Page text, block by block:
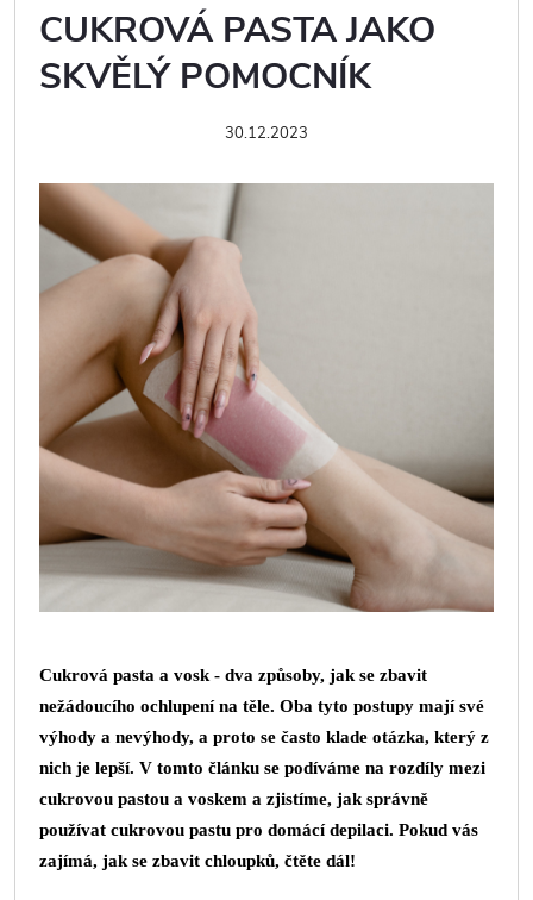
CUKROVÁ PASTA JAKO
SKVĚLÝ POMOCNÍK
30.12.2023
Cukrová pasta a vosk - dva způsoby, jak se zbavit
nežádoucího ochlupení na těle. Oba tyto postupy mají své
výhody a nevýhody, a proto se často klade otázka, který z
nich je lepší. V tomto článku se podíváme na rozdíly mezi
cukrovou pastou a voskem a zjistíme, jak správně
používat cukrovou pastu pro domácí depilaci. Pokud vás
zajímá, jak se zbavit chloupků, čtěte dál!